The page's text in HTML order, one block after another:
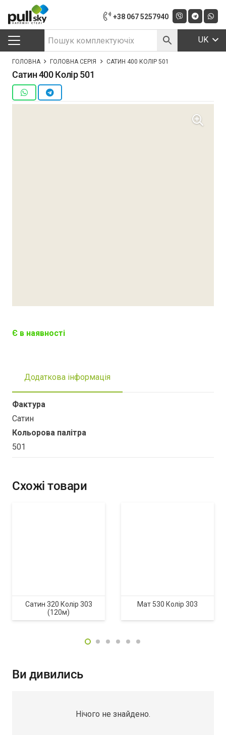
+38 067 5257940
UK
ГОЛОВНА ГОЛОВНА СЕРІЯ САТИН 400 КОЛІР 501
Сатин 400 Колір 501
Є в наявності
Додаткова інформація
Фактура
Сатин
Кольорова палітра
501
Схожі товари
Сатин 320 Колір 303
(120м)
Мат 530 Колір 303
Ви дивились
Нічого не знайдено.